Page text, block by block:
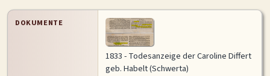
DOKUMENTE
1833 - Todesanzeige der Caroline Differt
geb. Habelt (Schwerta)